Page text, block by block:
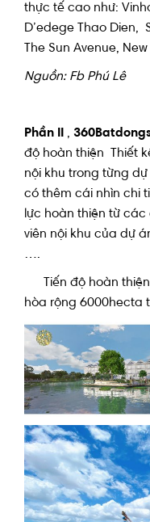
thực tế cao như:
D’edege Thao Dien,
The Sun Avenue,
Nguồn: Fb Phú Lê
Phần II ,
độ hoàn thiện Thiết
nội khu trong từng
có thêm cái nhìn chi
lực hoàn thiện từ
viên nội khu của dự
….
Tiến độ hoàn thiện
hòa rộng 6000hecta